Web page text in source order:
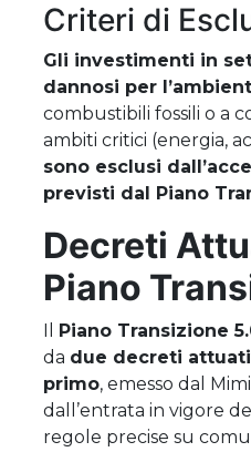
Criteri di
Gli investimenti in
dannosi per
combustibili fossili o a
ambiti critici (energia,
sono esclusi
previsti dal Piano
Decreti
Piano
Il Piano Transizione
da due decreti
primo, emesso dal
dall’entrata in vigore
regole precise su